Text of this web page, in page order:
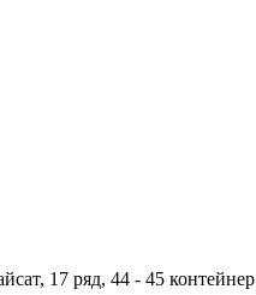
17 ряд, 44 - 45 контейнер